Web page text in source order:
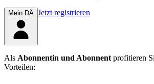
Mein DÄ Jetzt registrieren
Als Abonnentin und Abonnentprofitieren
Vorteilen: